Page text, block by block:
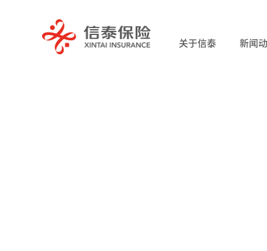
关于信泰 新闻